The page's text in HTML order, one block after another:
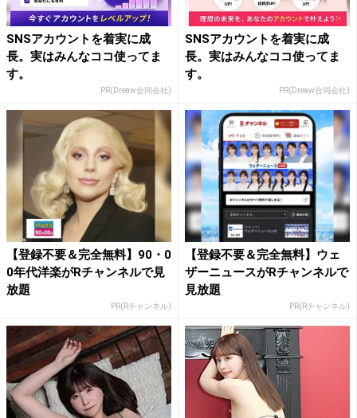
SNSアカウントを着実に成
長。実はみんなココ使ってま
す。
PR(Dreaw合同会社)
SNSアカウントを着実に成
長。実はみんなココ使ってま
す。
PR(Dreaw合同会社)
【登録不要＆完全無料】90・0
0年代洋楽がRチャンネルで見
放題
PR(Rチャンネル)
【登録不要＆完全無料】ウェ
ザーニュースがRチャンネルで
見放題
PR(Rチャンネル)